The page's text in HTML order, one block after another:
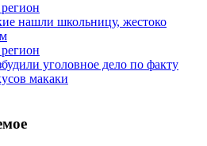
нашли школьницу, жестоко
уголовное дело по факту
макаки